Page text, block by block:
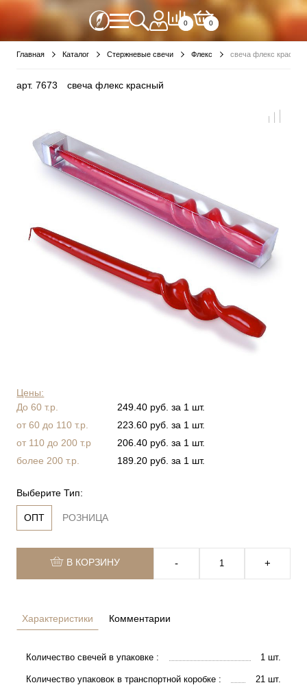
0 0
Главная Каталог Стержневые свечи Флекс свеча флекс красный
арт.7673 свеча флекс красный
Цены:
До 60 т.р.
249.40 руб. за 1 шт.
от 60 до 110 т.р.
223.60 руб. за 1 шт.
от 110 до 200 т.р
206.40 руб. за 1 шт.
более 200 т.р.
189.20 руб. за 1 шт.
Выберите Тип:
ОПТ РОЗНИЦА
В КОРЗИНУ ‐ +
Характеристики
Количество свечей в упаковке : 1 шт.
Количество упаковок в транспортной коробке : 21 шт.
Комментарии